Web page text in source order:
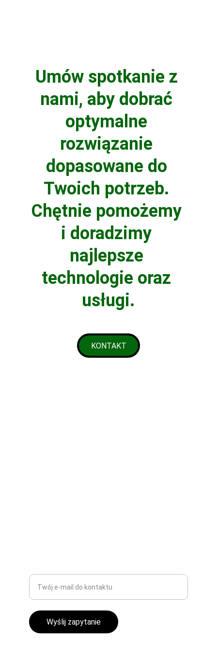
Umów spotkanie z
nami, aby dobrać
optymalne
rozwiązanie
dopasowane do
Twoich potrzeb.
Chętnie pomożemy
i doradzimy
najlepsze
technologie oraz
usługi.
KONTAKT
Wyślij zapytanie